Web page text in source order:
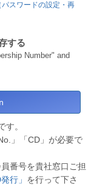
スワードの設定・再
する
Number" and
す。
」「CD」が必要で
番号を貴社窓口ご担
行」 を行って下さ